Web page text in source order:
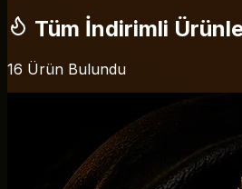
Tüm İndirimli
16 Ürün Bulundu